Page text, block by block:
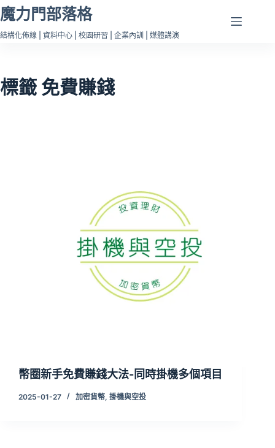
跳
至
主
容
魔力門部落格
結構化佈線 | 資料中心 | 校園研習 | 企業內訓 | 媒體講演
標籤 免費賺錢
幣圈新手免費賺錢大法-同時掛機多個項目
2025-01-27 加密貨幣, 掛機與空投